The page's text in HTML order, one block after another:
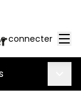
Se connecter